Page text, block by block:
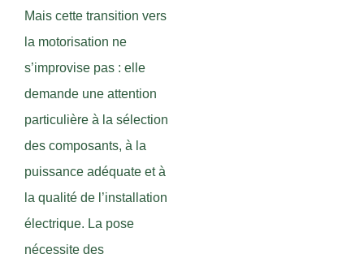
Mais cette transition vers
la motorisation ne
s’improvise pas : elle
demande une attention
particulière à la sélection
des composants, à la
puissance adéquate et à
la qualité de l’installation
électrique. La pose
nécessite des